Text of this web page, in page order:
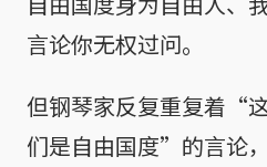
言论你无权过问。
但钢琴家反复重复着“
们是自由国度”的言论